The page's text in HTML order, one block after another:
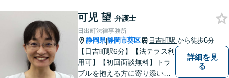
す。 どんな些細なことでも結
構ですので、お気軽にご相談
ください。
可児 望 弁護士
日出町法律事務所
静岡県|静岡市葵区 日吉町駅 から徒歩6分
【日吉町駅6分】【法テラス利
用可】【初回面談無料】トラ
ブルを抱える方に寄り添い、
詳細を見
る